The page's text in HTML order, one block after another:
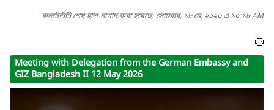
কনটেন্টটি শেষ হাল-নাগাদ করা হয়েছে: সোমবার, ১৮ মে, ২০২৬ এ ১০:১৮ AM
Meeting with Delegation from the German Embassy and
GIZ Bangladesh II 12 May 2026